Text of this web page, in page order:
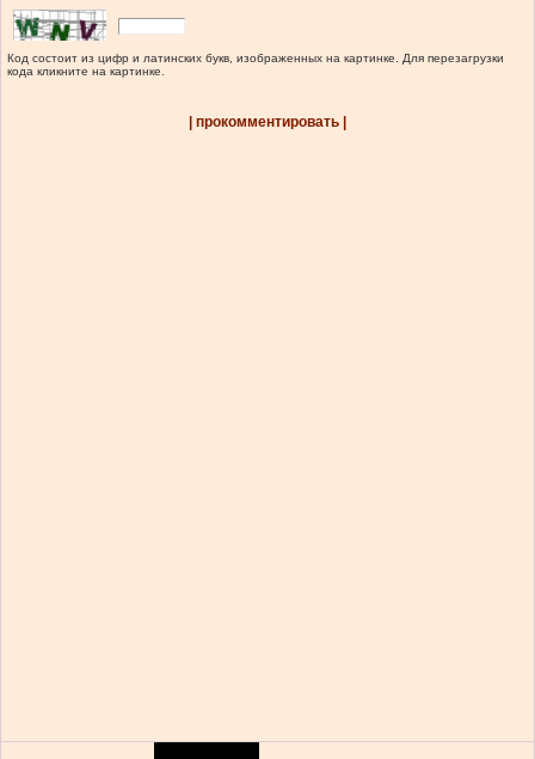
Код состоит из цифр и латинских букв, изображенных на картинке. Для перезагрузки
кода кликните на картинке.
| прокомментировать |